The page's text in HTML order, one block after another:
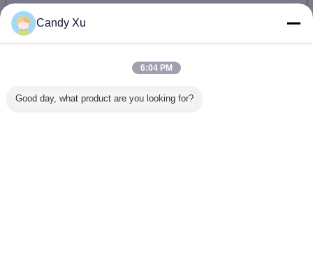
多く 屋外 led 看板
10mm ピクセルピ
スタジアムのLED
Candy Xu
6:04 PM
Good day, what product are you looking for?